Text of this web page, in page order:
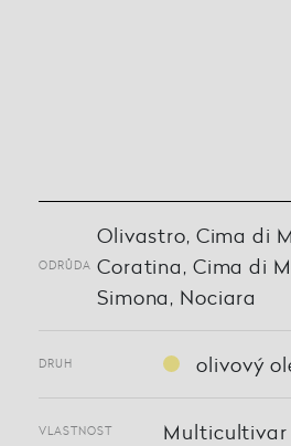
ODRŮDA
Olivastro, Cima di
Coratina, Cima di
Simona, Nociara
DRUH olivový
VLASTNOST Multicultivar